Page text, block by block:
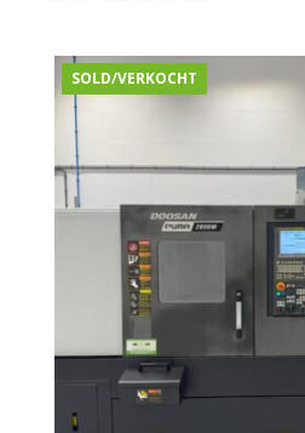
SOLD/VERKOCHT